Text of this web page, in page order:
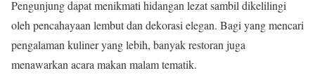
Pengunjung dapat menikmati hidangan lezat sambil dikelilingi
oleh pencahayaan lembut dan dekorasi elegan. Bagi yang mencari
pengalaman kuliner yang lebih, banyak restoran juga
menawarkan acara makan malam tematik.